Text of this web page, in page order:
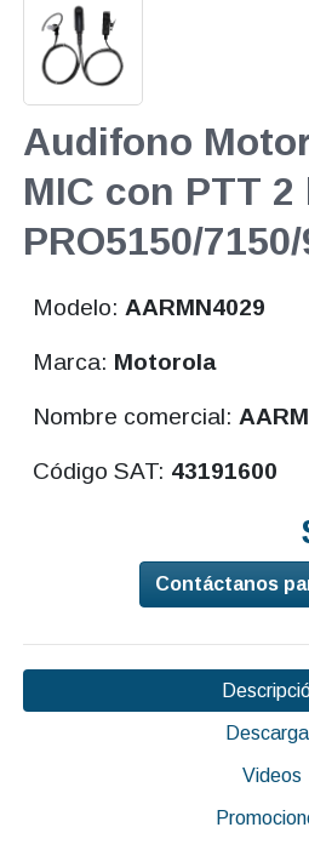
Audifono
MIC con PTT
PRO5150/
Modelo: AARMN4029
Marca: Motorola
Nombre comercial:
Código SAT: 43191600
Contáctanos
Videos